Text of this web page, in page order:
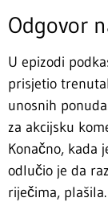
Odgovor
U epizodi
prisjetio
unosnih
za akcijsku
Konačno, kada
odlučio je da
riječima, plašila.